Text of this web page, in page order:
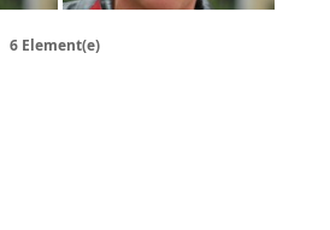
6 Element(e)